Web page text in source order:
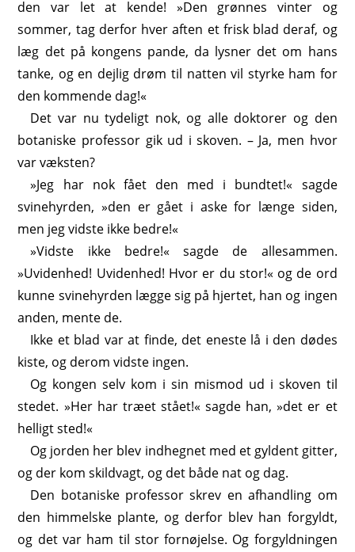
den var let at kende! »Den grønnes vinter og
sommer, tag derfor hver aften et frisk blad deraf, og
læg det på kongens pande, da lysner det om hans
tanke, og en dejlig drøm til natten vil styrke ham for
den kommende dag!«
Det var nu tydeligt nok, og alle doktorer og den
botaniske professor gik ud i skoven. – Ja, men hvor
var væksten?
»Jeg har nok fået den med i bundtet!« sagde
svinehyrden, »den er gået i aske for længe siden,
men jeg vidste ikke bedre!«
»Vidste ikke bedre!« sagde de allesammen.
»Uvidenhed! Uvidenhed! Hvor er du stor!« og de ord
kunne svinehyrden lægge sig på hjertet, han og ingen
anden, mente de.
Ikke et blad var at finde, det eneste lå i den dødes
kiste, og derom vidste ingen.
Og kongen selv kom i sin mismod ud i skoven til
stedet. »Her har træet stået!« sagde han, »det er et
helligt sted!«
Og jorden her blev indhegnet med et gyldent gitter,
og der kom skildvagt, og det både nat og dag.
Den botaniske professor skrev en afhandling om
den himmelske plante, og derfor blev han forgyldt,
og det var ham til stor fornøjelse. Og forgyldningen